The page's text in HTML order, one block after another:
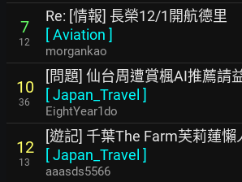
7
12
Re: [情報] 長榮12/1開航德里
[Aviation ]
morgankao
10
36
[問題] 仙台周遭賞楓AI推薦請
[Japan_Travel ]
EightYear1do
12
13
[遊記] 千葉The Farm芙莉蓮懶
[Japan_Travel ]
aaasds5566